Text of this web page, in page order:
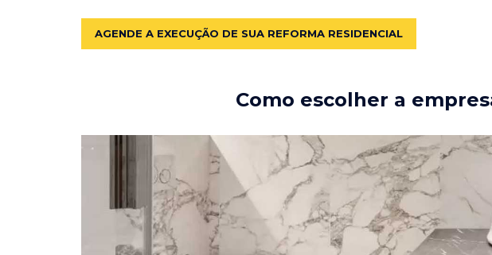
AGENDE A EXECUÇÃO DE SUA REFORMA RESIDENCIAL
Como escolher a